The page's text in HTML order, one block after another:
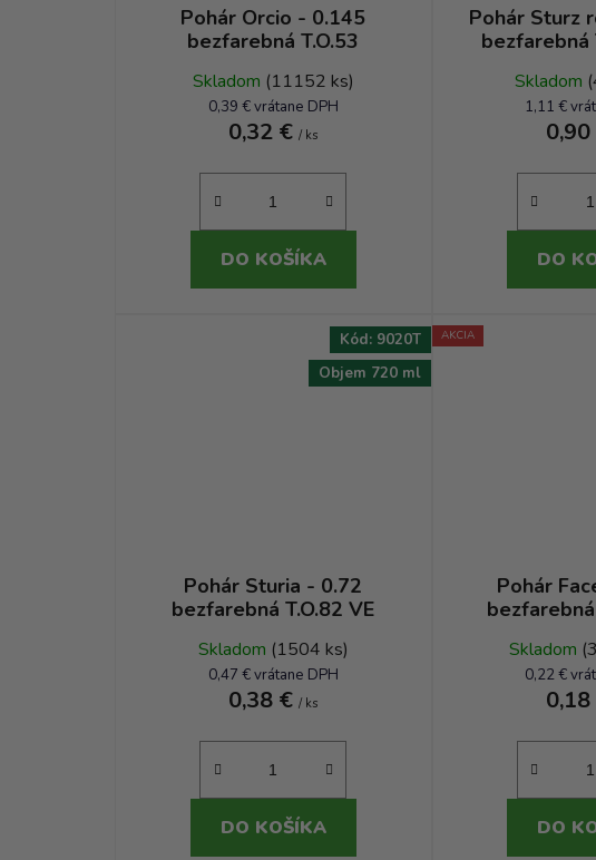
Pohár Orcio - 0.145
bezfarebná T.O.53
Skladom (11152 ks)
0,39 € vrátane DPH
0,32 €/ ks
DO KOŠÍKA
Pohár Sturz
bezfarebná
Skladom
1,11 €
DO
Pohár Sturia - 0.72
bezfarebná T.O.82 VE
Skladom (1504 ks)
0,47 € vrátane DPH
0,38 €/ ks
DO KOŠÍKA
Objem 720 ml
Kód: 9020T AKCIA
Pohár
bezfarebná
Skladom
0,22 €
DO